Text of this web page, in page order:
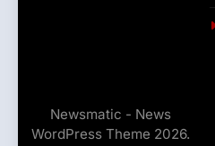
Newsmatic - News
WordPress Theme 2026.